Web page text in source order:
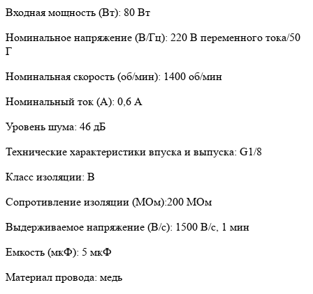
Входная мощность (Вт): 80 Вт
Номинальное напряжение (В/Гц): 220 В переменного тока/50
Г
Номинальная скорость (об/мин): 1400 об/мин
Номинальный ток (А): 0,6 А
Уровень шума: 46 дБ
Технические характеристики впуска и выпуска: G1/8
Класс изоляции: B
Сопротивление изоляции (МОм):200 МОм
Выдерживаемое напряжение (В/с): 1500 В/с, 1 мин
Емкость (мкФ): 5 мкФ
Материал провода: медь